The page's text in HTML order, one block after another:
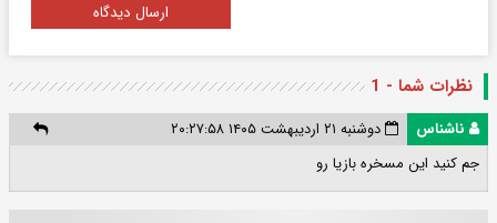
ارسال دیدگاه
نظرات شما - 1
ناشناس
دوشنبه ۲۱ اردیبهشت ۱۴۰۵ ۲۰:۲۷:۵۸
جم کنید این مسخره بازیا رو